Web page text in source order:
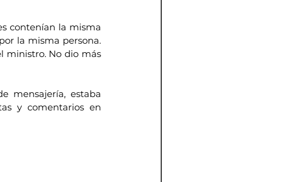
contenían la misma
la misma persona.
ministro. No dio más
mensajería, estaba
y comentarios en